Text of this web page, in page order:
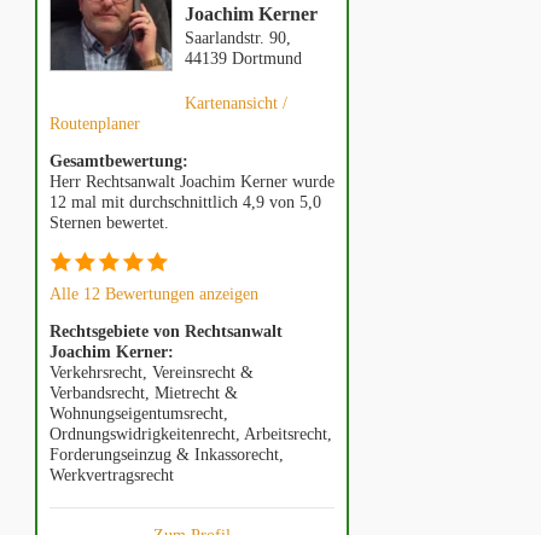
Joachim Kerner
Saarlandstr. 90,
44139 Dortmund
Kartenansicht /
Routenplaner
Gesamtbewertung:
Herr Rechtsanwalt Joachim Kerner wurde
12 mal mit durchschnittlich 4,9 von 5,0
Sternen bewertet.
Alle 12 Bewertungen anzeigen
Rechtsgebiete von Rechtsanwalt
Joachim Kerner:
Verkehrsrecht, Vereinsrecht &
Verbandsrecht, Mietrecht &
Wohnungseigentumsrecht,
Ordnungswidrigkeitenrecht, Arbeitsrecht,
Forderungseinzug & Inkassorecht,
Werkvertragsrecht